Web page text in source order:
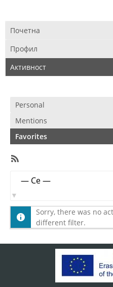
Почетна
Профил
Активност
Personal
Mentions
Favorites
Member
Activities
Show:
Sorry, there was no
different filter.